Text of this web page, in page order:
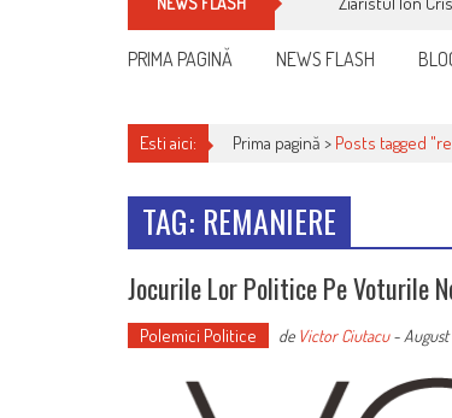
PRIMA PAGINĂ NEWS FLASH
Esti aici: Prima pagină > Posts tagged
TAG: REMANIERE
Jocurile Lor Politice Pe Voturile
Polemici Politice de Victor Ciutacu- August